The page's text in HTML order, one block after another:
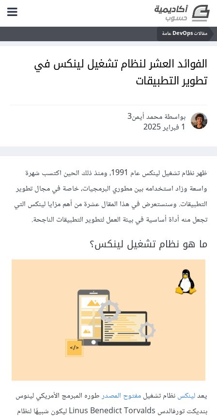
مقالات DevOps عامة
الفوائد العشر لنظام تشغيل لينكس في
تطوير التطبيقات
بواسطة محمد أيمن3
1 فبراير 2025
ظهر نظام تشغيل لينكس عام 1991، ومنذ ذلك الحين اكتسب شهرة
واسعة وزاد استخدامه بين مطوري البرمجيات، خاصة في مجال تطوير
التطبيقات. وسنستعرض في هذا المقال عشرة من أهم مزايا لينكس التي
تجعل منه أداة أساسية في بيئة العمل لتطوير التطبيقات الناجحة.
ما هو نظام تشغيل لينكس؟
يعدلينكسنظام تشغيلمفتوح المصدرطوره المبرمج الأمريكي لينوس
بنديكت تورڤالدس Linus Benedict Torvalds ليكون شبيهًا لنظام